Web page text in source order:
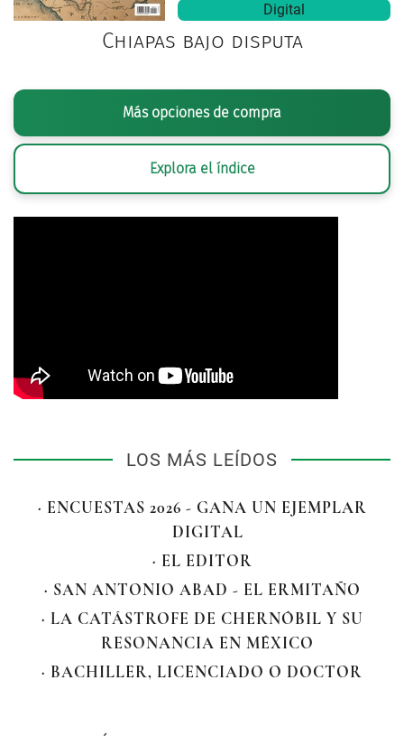
Digital
Chiapas bajo disputa
Más opciones de compra
Explora el índice
LOS MÁS LEÍDOS
· ENCUESTAS 2026 - GANA UN EJEMPLAR
DIGITAL
· EL EDITOR
· SAN ANTONIO ABAD - EL ERMITAÑO
· LA CATÁSTROFE DE CHERNÓBIL Y SU
RESONANCIA EN MÉXICO
· BACHILLER, LICENCIADO O DOCTOR